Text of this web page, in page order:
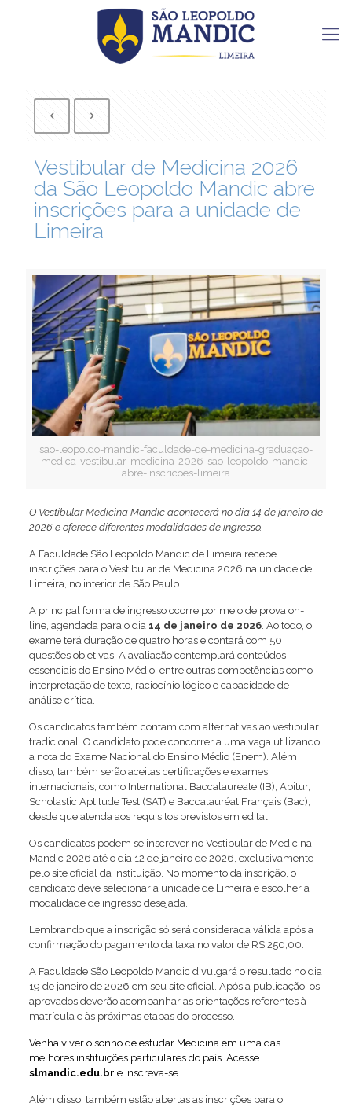
Vestibular de Medicina 2026
da São Leopoldo Mandic abre
inscrições para a unidade de
Limeira
sao-leopoldo-mandic-faculdade-de-medicina-graduaçao-
medica-vestibular-medicina-2026-sao-leopoldo-mandic-
abre-inscricoes-limeira
O Vestibular Medicina Mandic acontecerá no dia 14 de janeiro de
2026 e oferece diferentes modalidades de ingresso.
A Faculdade São Leopoldo Mandic de Limeira recebe
inscrições para o Vestibular de Medicina 2026 na unidade de
Limeira, no interior de São Paulo.
A principal forma de ingresso ocorre por meio de prova on-
line, agendada para o dia 14 de janeiro de 2026. Ao todo, o
exame terá duração de quatro horas e contará com 50
questões objetivas. A avaliação contemplará conteúdos
essenciais do Ensino Médio, entre outras competências como
interpretação de texto, raciocínio lógico e capacidade de
análise crítica.
Os candidatos também contam com alternativas ao vestibular
tradicional. O candidato pode concorrer a uma vaga utilizando
a nota do Exame Nacional do Ensino Médio (Enem). Além
disso, também serão aceitas certificações e exames
internacionais, como International Baccalaureate (IB), Abitur,
Scholastic Aptitude Test (SAT) e Baccalauréat Français (Bac),
desde que atenda aos requisitos previstos em edital.
Os candidatos podem se inscrever no Vestibular de Medicina
Mandic 2026 até o dia 12 de janeiro de 2026, exclusivamente
pelo site oficial da instituição. No momento da inscrição, o
candidato deve selecionar a unidade de Limeira e escolher a
modalidade de ingresso desejada.
Lembrando que a inscrição só será considerada válida após a
confirmação do pagamento da taxa no valor de R$ 250,00.
A Faculdade São Leopoldo Mandic divulgará o resultado no dia
19 de janeiro de 2026 em seu site oficial. Após a publicação, os
aprovados deverão acompanhar as orientações referentes à
matrícula e às próximas etapas do processo.
Venha viver o sonho de estudar Medicina em uma das
melhores instituições particulares do país. Acesse
slmandic.edu.br e inscreva-se.
Além disso, também estão abertas as inscrições para o